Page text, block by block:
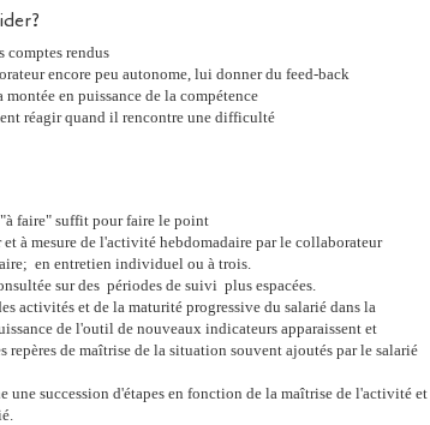
comptes rendus
encore peu autonome, lui donner du feed-back
en puissance de la compétence
réagir quand il rencontre une difficulté
"à faire" suffit pour faire le point
à mesure de l'activité hebdomadaire par le collaborateur
en entretien individuel ou à trois.
sur des périodes de suivi plus espacées.
activités et de la maturité progressive du salarié dans la
de l'outil de nouveaux indicateurs apparaissent et
de maîtrise de la situation souvent ajoutés par le salarié
succession d'étapes en fonction de la maîtrise de l'activité et